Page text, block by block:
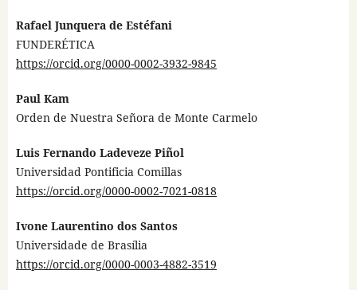
Rafael Junquera de Estéfani
FUNDERÉTICA
https://orcid.org/0000-0002-3932-9845
Paul Kam
Orden de Nuestra Señora de Monte Carmelo
Luis Fernando Ladeveze Piñol
Universidad Pontificia Comillas
https://orcid.org/0000-0002-7021-0818
Ivone Laurentino dos Santos
Universidade de Brasília
https://orcid.org/0000-0003-4882-3519